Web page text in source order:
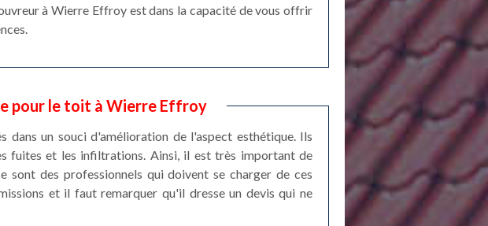
à Wierre Effroy est dans la capacité de vous offrir
pour le toit à Wierre Effroy
dans un souci d'amélioration de l'aspect esthétique. Ils
fuites et les infiltrations. Ainsi, il est très important de
sont des professionnels qui doivent se charger de ces
et il faut remarquer qu'il dresse un devis qui ne